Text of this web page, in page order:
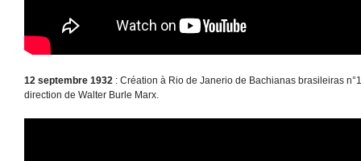
12 septembre 1932 : Création à Rio de Janerio de Bachianas brasileiras
direction de Walter Burle Marx.